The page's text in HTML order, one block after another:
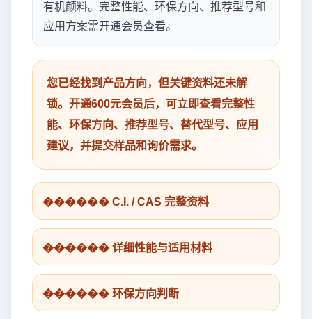
有机颜料。完整性能、环保方向、推荐型号和
应用方案需开通会员查看。
您已经找到产品方向，但关键资料还未解
锁。开通600元会员后，可立即查看完整性
能、环保方向、推荐型号、替代型号、应用
建议，并提交样品和询价需求。
������ C.I. / CAS 完整资料
������ 详细性能与适用材料
������ 环保方向判断